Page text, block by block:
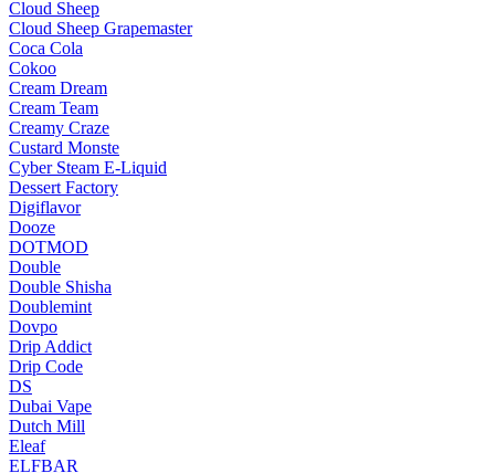
Cloud Sheep
Cloud Sheep Grapemaster
Coca Cola
Cokoo
Cream Dream
Cream Team
Creamy Craze
Custard Monste
Cyber Steam E-Liquid
Dessert Factory
Digiflavor
Dooze
DOTMOD
Double
Double Shisha
Doublemint
Dovpo
Drip Addict
Drip Code
DS
Dubai Vape
Dutch Mill
Eleaf
ELFBAR